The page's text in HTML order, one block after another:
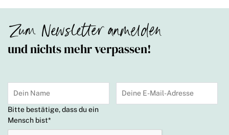
Zum Newsletter anmelden
und nichts mehr verpassen!
Bitte bestätige, dass du ein
Mensch bist*